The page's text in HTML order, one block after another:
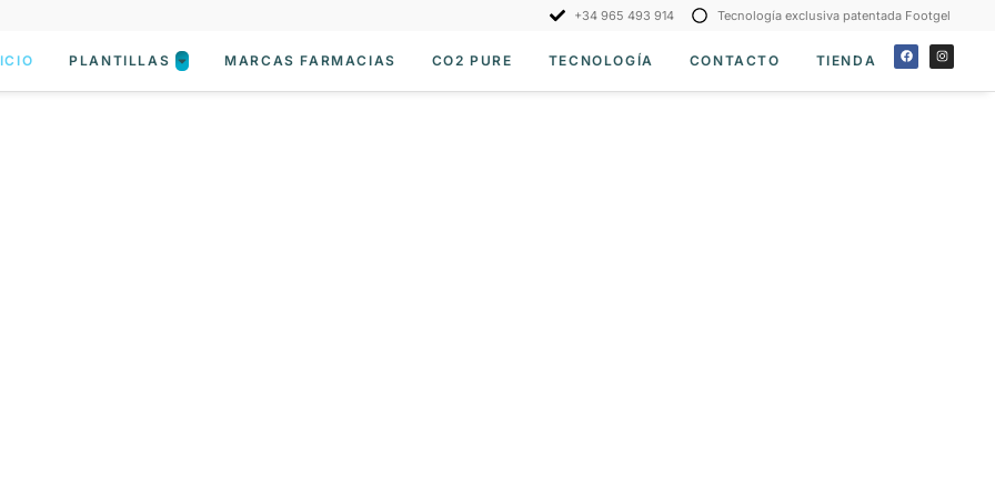
+34 965 493 914 Tecnología exclusiva patentada Footgel
PLANTILLAS MARCAS FARMACIAS CO2 PURE TECNOLOGÍA CONTACTO TIENDA